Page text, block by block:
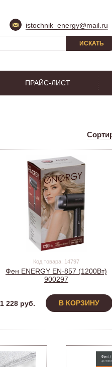
istochnik_energy@mail.ru
ИСКАТЬ
ПРАЙС-ЛИСТ
Код товара: 14797
Фен ENERGY EN-857 (1200Вт)
900297
1 228 руб. В КОРЗИНУ